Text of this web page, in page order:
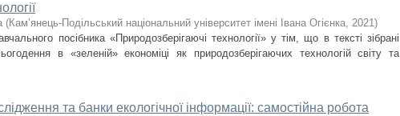
(Кам’янець-Подільський національний університет імені Івана Огієнка, 2021)
посібника «Природозберігаючі технології» у тім, що в тексті зібрані
в «зеленій» економіці як природозберігаючих технологій світу та
та банки екологічної інформації: самостійна робота